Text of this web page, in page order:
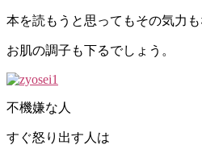
本を読もうと思ってもその気力も
お肌の調子も下るでしょう。
不機嫌な人
すぐ怒り出す人は